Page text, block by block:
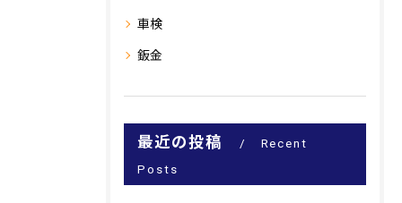
車検
鈑金
最近の投稿
Recent
Posts